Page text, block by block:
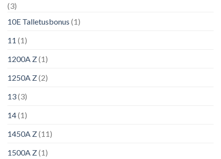
(3)
10E Talletusbonus (1)
11 (1)
1200A Z(1)
1250A Z(2)
13(3)
14(1)
1450A Z(11)
1500A Z(1)